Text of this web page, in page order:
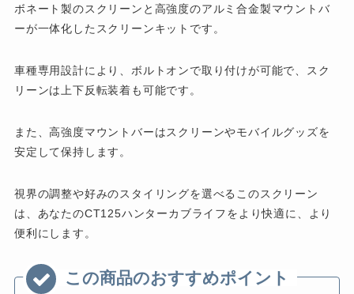
ボネート製のスクリーンと高強度のアルミ合金製マウントバ
ーが一体化したスクリーンキットです。
車種専用設計により、ボルトオンで取り付けが可能で、スク
リーンは上下反転装着も可能です。
また、高強度マウントバーはスクリーンやモバイルグッズを
安定して保持します。
視界の調整や好みのスタイリングを選べるこのスクリーン
は、あなたのCT125ハンターカブライフをより快適に、より
便利にします。